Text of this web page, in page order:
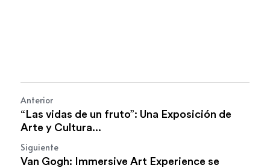
Anterior
“Las vidas de un fruto”: Una Exposición de
Arte y Cultura...
Siguiente
Van Gogh: Immersive Art Experience se